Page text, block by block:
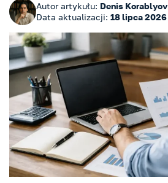
Autor artykułu: Denis Korablyov
Data aktualizacji: 18 lipca 2026